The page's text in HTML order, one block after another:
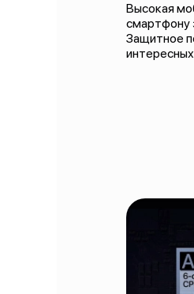
Высокая
смартфону
Защитное